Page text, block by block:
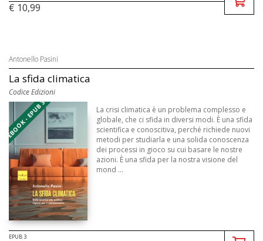
€ 10,99
Antonello Pasini
La sfida climatica
Codice Edizioni
EBOOK - EPUB 3
La crisi climatica è un problema complesso e
globale, che ci sfida in diversi modi. È una sfida
scientifica e conoscitiva, perché richiede nuovi
metodi per studiarla e una solida conoscenza
dei processi in gioco su cui basare le nostre
azioni. È una sfida per la nostra visione del
mond ...
EPUB 3